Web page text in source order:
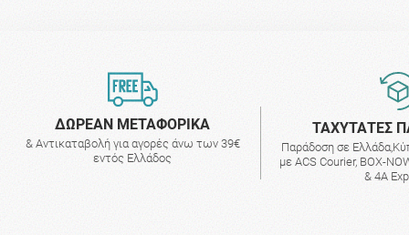
ΔΩΡΕΑΝ ΜΕΤΑΦΟΡΙΚΑ
& Αντικαταβολή για αγορές άνω των 39€
εντός Ελλάδος
ΤΑΧΥΤΑΤΕΣ
Παράδοση σε
με ACS Courier, BOX-
& 4A